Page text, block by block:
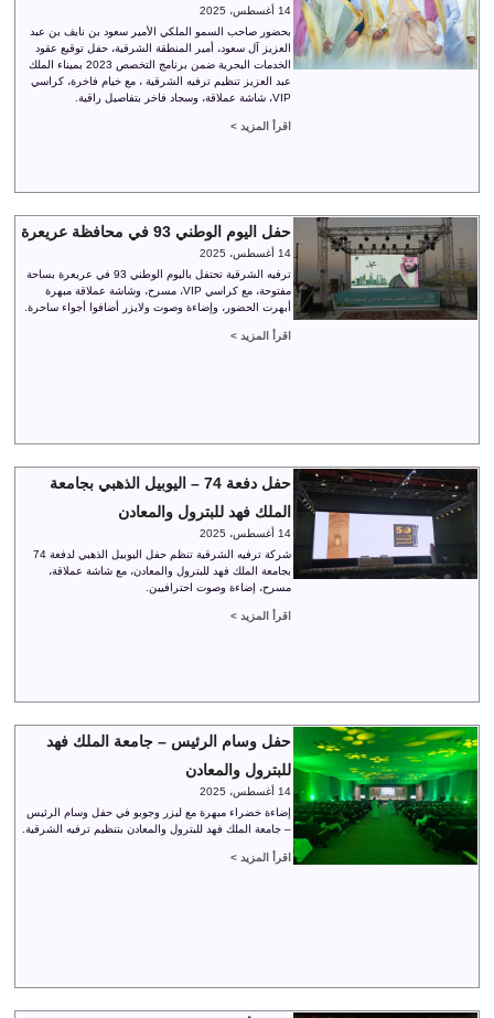
14 أغسطس، 2025
بحضور صاحب السمو الملكي الأمير سعود بن نايف بن عبد
العزيز آل سعود، أمير المنطقة الشرقية، حفل توقيع عقود
الخدمات البحرية ضمن برنامج التخصص 2023 بميناء الملك
عبد العزيز تنظيم ترفيه الشرقية ، مع خيام فاخرة، كراسي
VIP، شاشة عملاقة، وسجاد فاخر بتفاصيل راقية.
اقرأ المزيد >
حفل اليوم الوطني 93 في محافظة عريعرة
14 أغسطس، 2025
ترفيه الشرقية تحتفل باليوم الوطني 93 في عريعرة بساحة
مفتوحة، مع كراسي VIP، مسرح، وشاشة عملاقة مبهرة
أبهرت الحضور، وإضاءة وصوت ولايزر أضافوا أجواء ساحرة.
اقرأ المزيد >
حفل دفعة 74 – اليوبيل الذهبي بجامعة
الملك فهد للبترول والمعادن
14 أغسطس، 2025
شركة ترفيه الشرقية تنظم حفل اليوبيل الذهبي لدفعة 74
بجامعة الملك فهد للبترول والمعادن، مع شاشة عملاقة،
مسرح، إضاءة وصوت احترافيين.
اقرأ المزيد >
حفل وسام الرئيس – جامعة الملك فهد
للبترول والمعادن
14 أغسطس، 2025
إضاءة خضراء مبهرة مع ليزر وجوبو في حفل وسام الرئيس
– جامعة الملك فهد للبترول والمعادن بتنظيم ترفيه الشرقية.
اقرأ المزيد >